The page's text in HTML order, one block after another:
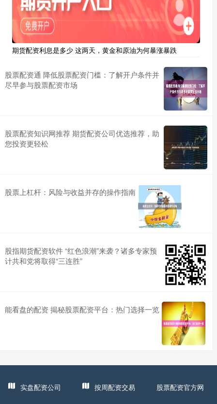
期货配资利息是多少 这两天，黄金和原油为何暴涨暴跌
股票配资通 降低股票配资门槛：了解开户条件并
尽早参与股票配资市场
股票配资知识网推荐 期货配资公司优选推荐，助
您投资更轻松
股票上杠杆：风险与收益并存的操作指南
股指期货配资软件 “红色浪潮”来袭？诸多专家预
计共和党将取得“三连胜”
能看盘的配资 揭秘股票配资平台：热门选择一览
实盘配资公司 按周配资交易 股票配资官方网